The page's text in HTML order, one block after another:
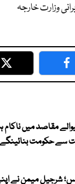
وزارت خارجہ
Twitter
مقاصد میں ناکام
سے حکومت بنائینگے ،
شرجیل میمن نے